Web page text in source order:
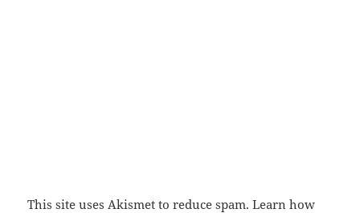
This site uses Akismet to reduce spam.Learn how